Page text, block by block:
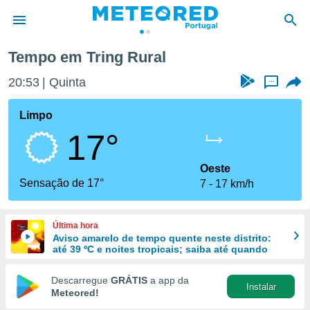
da
foi
fornecidas
a este
das
e
forma
digital
Tempo em Tring Rural
20:53 Quinta ...
Limpo
17°
Sensação de 17°
Oeste
7
17 km/h
Última hora
Aviso amarelo de tempo quente neste distrito:
até 39 ºC e noites tropicais; saiba até quando
Descarregue GRÁTIS a app da
Meteored!
Instalar